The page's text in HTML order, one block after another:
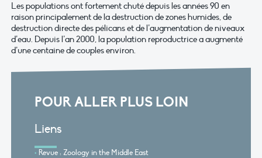
Les populations ont fortement chuté depuis les années 90 en
raison principalement de la destruction de zones humides, de
destruction directe des pélicans et de l’augmentation de niveaux
d’eau. Depuis l’an 2000, la population reproductrice a augmenté
d’une centaine de couples environ.
POUR ALLER PLUS LOIN
Liens
Revue : Zoology in the Middle East